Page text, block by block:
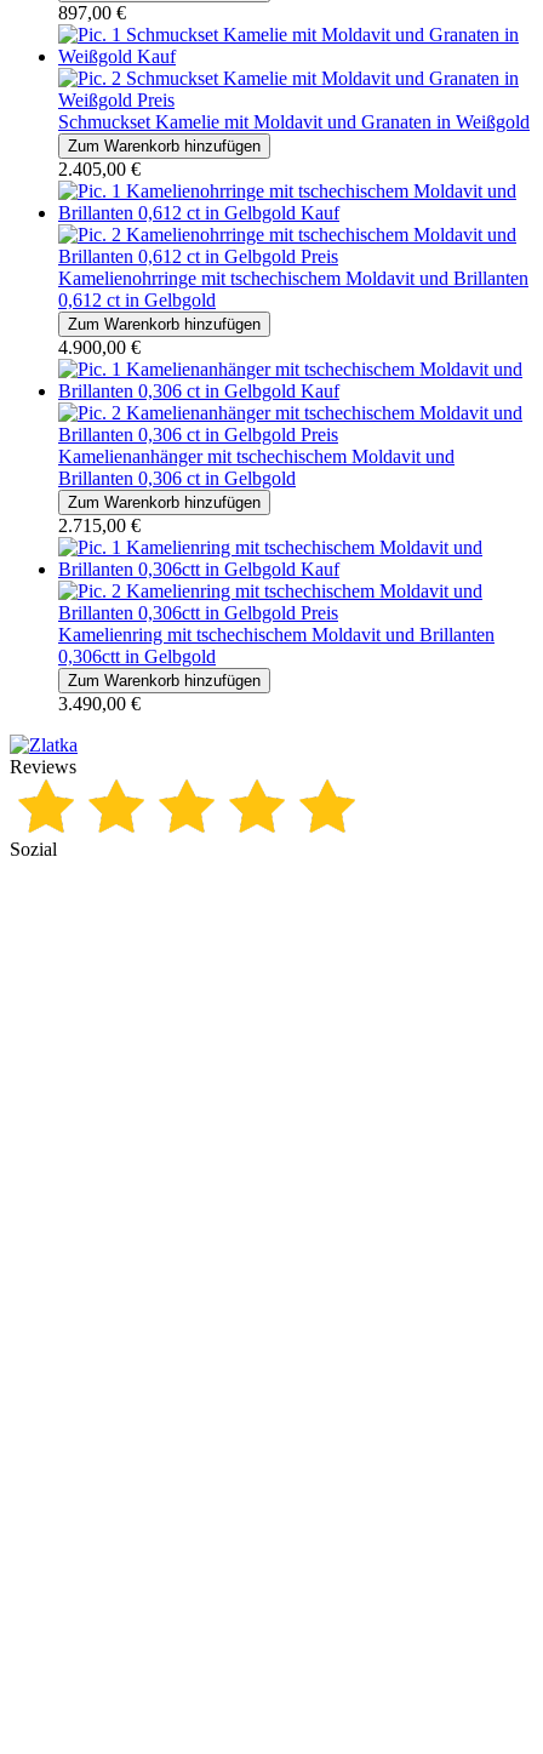
897,00 €
Schmuckset Kamelie mit Moldavit und Granaten in Weißgold
2.405,00 €
Kamelienohrringe mit tschechischem Moldavit und Brillanten
0,612 ct in Gelbgold
4.900,00 €
Kamelienanhänger mit tschechischem Moldavit und
Brillanten 0,306 ct in Gelbgold
2.715,00 €
Kamelienring mit tschechischem Moldavit und Brillanten
0,306ctt in Gelbgold
3.490,00 €
Reviews
Sozial